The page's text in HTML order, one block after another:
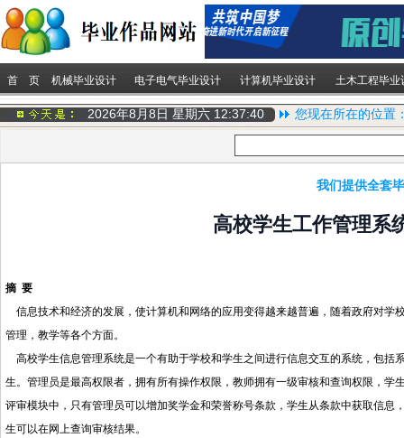
首 页 机械毕业设计 电子电气毕业设计 计算机毕业设计 土木工程毕业
2026年8月8日 星期六 12:37:40 您现在所在的位置
我们提供全套
高校学生工作管理系
摘 要
信息技术和经济的发展，使计算机和网络的应用变得越来越普遍，随着政府对学
管理，教学等各个方面。
高校学生信息管理系统是一个有助于学校和学生之间进行信息交互的系统，包括
生。管理员是最高权限者，拥有所有操作权限，教师拥有一级审核和查询权限，
评审模块中，只有管理员可以增加奖学金和荣誉称号条款，学生从条款中获取信
生可以在网上查询审核结果。